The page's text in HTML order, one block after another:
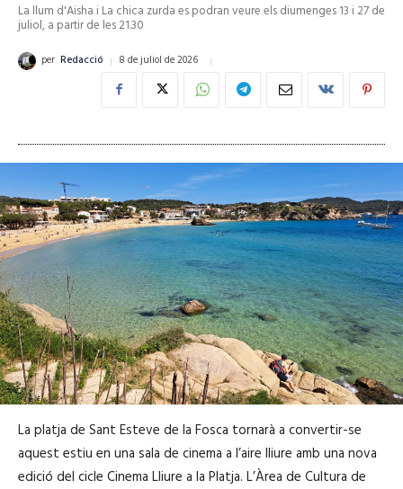
La llum d'Aisha i La chica zurda es podran veure els diumenges 13 i 27 de
juliol, a partir de les 21.30
per Redacció 8 de juliol de 2026
La platja de Sant Esteve de la Fosca tornarà a convertir-se
aquest estiu en una sala de cinema a l’aire lliure amb una nova
edició del cicle Cinema Lliure a la Platja. L’Àrea de Cultura de